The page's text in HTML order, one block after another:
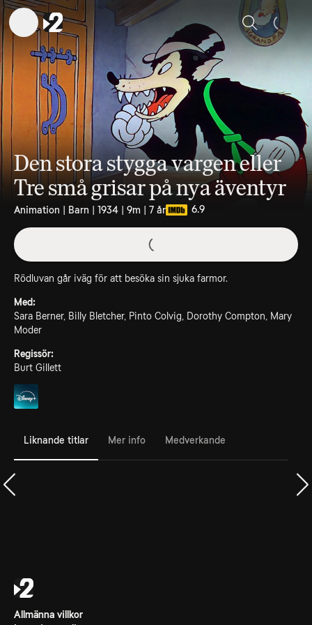
Sök
Den stora stygga vargen eller
Tre små grisar på nya äventyr
Animation | Barn | 1934 | 9m | 7 år 6.9
Rödluvan går iväg för att besöka sin sjuka farmor.
Med:
Sara Berner, Billy Bletcher, Pinto Colvig, Dorothy Compton, Mary
Moder
Regissör:
Burt Gillett
Liknande titlar Mer info Medverkande
Allmänna villkor